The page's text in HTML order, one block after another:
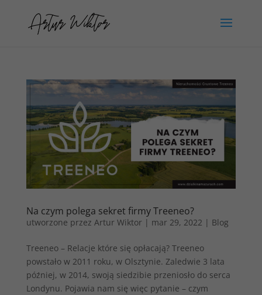
Na czym polega sekret firmy Treeneo?
utworzone przez Artur Wiktor| mar 29, 2022 | Blog
Treeneo – Relacje które się opłacają? Treeneo
powstało w 2011 roku, w Olsztynie. Zaledwie 3 lata
później, w 2014, swoją siedzibie przeniosło do serca
Londynu. Pojawia nam się więc pytanie – czym